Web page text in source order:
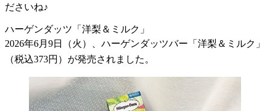
ださいね♪
ハーゲンダッツ「洋梨＆ミルク」
2026年6月9日（火）、ハーゲンダッツバー「洋梨＆ミルク」
（税込373円）が発売されました。